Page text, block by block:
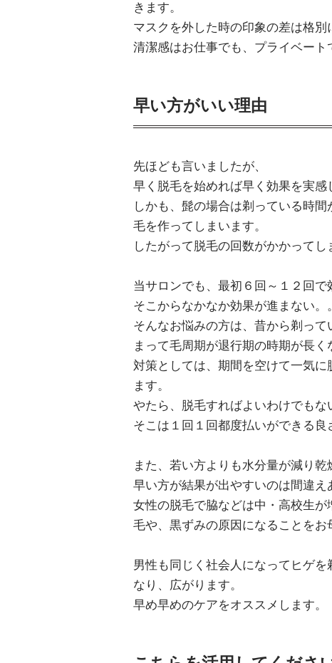
きます。
マスクを外した時の印象の差は格別
清潔感はお仕事でも、プライベート
早い方がいい理由
先ほども言いましたが、
早く脱毛を始めれば早く効果を実感
しかも、髭の場合は剃っている時
毛を作ってしまいます。
したがって脱毛の回数がかかってし
当サロンでも、最初６回～１２回で
そこからなかなか効果が進まない。
そんなお悩みの方は、昔から剃っ
まって毛周期が退行期の時期が長く
対策としては、期間を空けて一気
ます。
やたら、脱毛すればよいわけでもな
そこは１回１回都度払いができる良
また、若い方よりも水分量が減り
早い方が結果が出やすいのは間違え
女性の脱毛で脇などは中・高校生
毛や、黒ずみの原因になることをお
男性も同じく社会人になってヒゲ
なり、広がります。
早め早めのケアをオススメします。